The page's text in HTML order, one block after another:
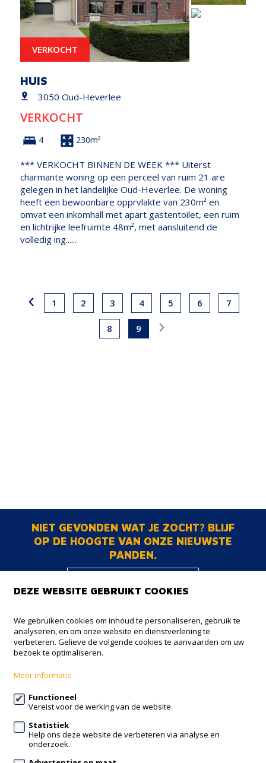
VERKOCHT
HUIS
3050 Oud-Heverlee
VERKOCHT
4 230m²
*** VERKOCHT BINNEN DE WEEK *** Uiterst
charmante woning op een perceel van ruim 21 are
gelegen in het landelijke Oud-Heverlee. De woning
heeft een bewoonbare opprvlakte van 230m² en
omvat een inkomhall met apart gastentoilet, een ruim
en lichtrijke leefruimte 48m², met aansluitend de
volledig ing......
1 2 3 4 5 6 7
8 9
NIET GEVONDEN WAT JE ZOCHT? BLIJF
OP DE HOOGTE VAN ONZE NIEUWSTE
PANDEN.
HOOGTE
NOBIS+
Onze Lieve Vrouwstraat 18
3050 Oud-Heverlee
info@nobisplus.be
Volg ons op:
DEZE WEBSITE GEBRUIKT COOKIES
We gebruiken cookies om inhoud te personaliseren, gebruik te
analyseren, en om onze website en dienstverlening te
verbeteren. Gelieve de volgende cookies te aanvaarden om uw
bezoek te optimaliseren.
Meer informatie
Functioneel
Vereist voor de werking van de website.
Statistiek
Help ons deze website de verbeteren via analyse en
onderzoek.